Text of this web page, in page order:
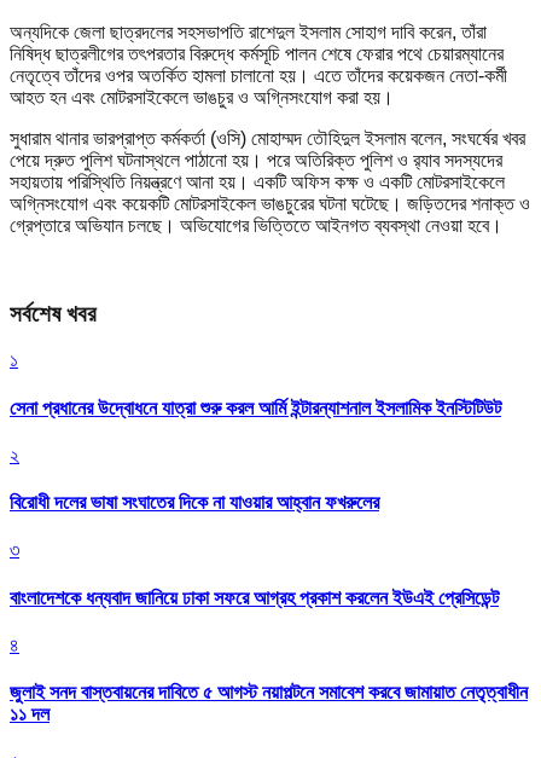
অন্যদিকে জেলা ছাত্রদলের সহসভাপতি রাশেদুল ইসলাম সোহাগ দাবি করেন, তাঁরা
নিষিদ্ধ ছাত্রলীগের তৎপরতার বিরুদ্ধে কর্মসূচি পালন শেষে ফেরার পথে চেয়ারম্যানের
নেতৃত্বে তাঁদের ওপর অতর্কিত হামলা চালানো হয়। এতে তাঁদের কয়েকজন নেতা-কর্মী
আহত হন এবং মোটরসাইকেলে ভাঙচুর ও অগ্নিসংযোগ করা হয়।
সুধারাম থানার ভারপ্রাপ্ত কর্মকর্তা (ওসি) মোহাম্মদ তৌহিদুল ইসলাম বলেন, সংঘর্ষের খবর
পেয়ে দ্রুত পুলিশ ঘটনাস্থলে পাঠানো হয়। পরে অতিরিক্ত পুলিশ ও র‍্যাব সদস্যদের
সহায়তায় পরিস্থিতি নিয়ন্ত্রণে আনা হয়। একটি অফিস কক্ষ ও একটি মোটরসাইকেলে
অগ্নিসংযোগ এবং কয়েকটি মোটরসাইকেল ভাঙচুরের ঘটনা ঘটেছে। জড়িতদের শনাক্ত ও
গ্রেপ্তারে অভিযান চলছে। অভিযোগের ভিত্তিতে আইনগত ব্যবস্থা নেওয়া হবে।
সর্বশেষ খবর
১
সেনা প্রধানের উদ্বোধনে যাত্রা শুরু করল আর্মি ইন্টারন্যাশনাল ইসলামিক ইনস্টিটিউট
২
বিরোধী দলের ভাষা সংঘাতের দিকে না যাওয়ার আহ্বান ফখরুলের
৩
বাংলাদেশকে ধন্যবাদ জানিয়ে ঢাকা সফরে আগ্রহ প্রকাশ করলেন ইউএই প্রেসিডেন্ট
৪
জুলাই সনদ বাস্তবায়নের দাবিতে ৫ আগস্ট নয়াপল্টনে সমাবেশ করবে জামায়াত নেতৃত্বাধীন
১১ দল